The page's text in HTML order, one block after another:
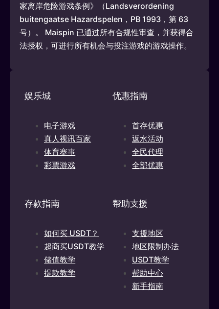
家离岸危险游戏条例》（Landsverordening
buitengaatse Hazardspelen，PB 1993，第 63
号）。 Maispin 已通过所有合规性审查，并获得合
法授权，可进行所有机会与投注游戏的游戏操作。
娱乐城
电子游戏
真人视讯百家
体育赛事
彩票游戏
优惠指南
首存优惠
返水活动
全民代理
全部优惠
存款指南
如何买 USDT？
超商买USDT教学
储值教学
提款教学
帮助支援
支援地区
地区限制办法
USDT教学
帮助中心
新手指南